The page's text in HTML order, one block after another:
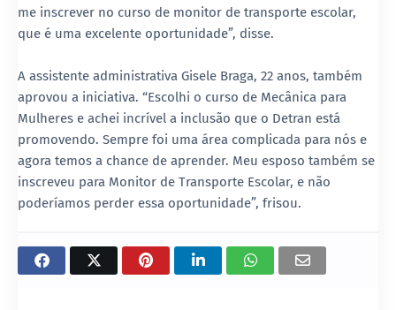
me inscrever no curso de monitor de transporte escolar,
que é uma excelente oportunidade”, disse.
A assistente administrativa Gisele Braga, 22 anos, também
aprovou a iniciativa. “Escolhi o curso de Mecânica para
Mulheres e achei incrível a inclusão que o Detran está
promovendo. Sempre foi uma área complicada para nós e
agora temos a chance de aprender. Meu esposo também se
inscreveu para Monitor de Transporte Escolar, e não
poderíamos perder essa oportunidade”, frisou.